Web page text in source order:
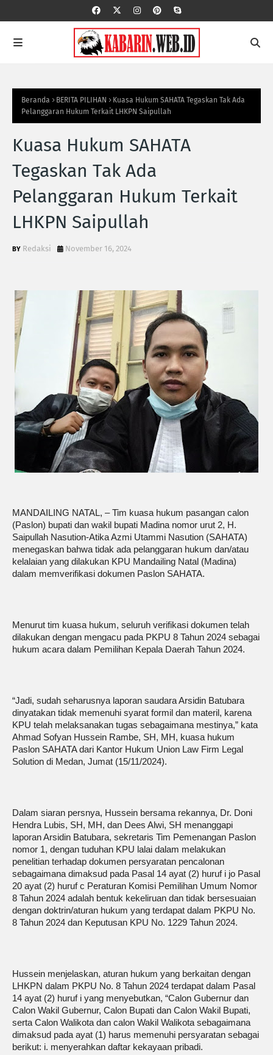
Beranda BERITA PILIHAN
Kuasa Hukum SAHATA Tegaskan Tak Ada
Pelanggaran Hukum Terkait LHKPN Saipullah
Kuasa Hukum SAHATA
Tegaskan Tak Ada
Pelanggaran Hukum Terkait
LHKPN Saipullah
Redaksi November 16, 2024
MANDAILING NATAL, – Tim kuasa hukum pasangan calon
(Paslon) bupati dan wakil bupati Madina nomor urut 2, H.
Saipullah Nasution-Atika Azmi Utammi Nasution (SAHATA)
menegaskan bahwa tidak ada pelanggaran hukum dan/atau
kelalaian yang dilakukan KPU Mandailing Natal (Madina)
dalam memverifikasi dokumen Paslon SAHATA.
Menurut tim kuasa hukum, seluruh verifikasi dokumen telah
dilakukan dengan mengacu pada PKPU 8 Tahun 2024 sebagai
hukum acara dalam Pemilihan Kepala Daerah Tahun 2024.
“Jadi, sudah seharusnya laporan saudara Arsidin Batubara
dinyatakan tidak memenuhi syarat formil dan materil, karena
KPU telah melaksanakan tugas sebagaimana mestinya,” kata
Ahmad Sofyan Hussein Rambe, SH, MH, kuasa hukum
Paslon SAHATA dari Kantor Hukum Union Law Firm Legal
Solution di Medan, Jumat (15/11/2024).
Dalam siaran persnya, Hussein bersama rekannya, Dr. Doni
Hendra Lubis, SH, MH, dan Dees Alwi, SH menanggapi
laporan Arsidin Batubara, sekretaris Tim Pemenangan Paslon
nomor 1, dengan tuduhan KPU lalai dalam melakukan
penelitian terhadap dokumen persyaratan pencalonan
sebagaimana dimaksud pada Pasal 14 ayat (2) huruf i jo Pasal
20 ayat (2) huruf c Peraturan Komisi Pemilihan Umum Nomor
8 Tahun 2024 adalah bentuk kekeliruan dan tidak bersesuaian
dengan doktrin/aturan hukum yang terdapat dalam PKPU No.
8 Tahun 2024 dan Keputusan KPU No. 1229 Tahun 2024.
Hussein menjelaskan, aturan hukum yang berkaitan dengan
LHKPN dalam PKPU No. 8 Tahun 2024 terdapat dalam Pasal
14 ayat (2) huruf i yang menyebutkan, “Calon Gubernur dan
Calon Wakil Gubernur, Calon Bupati dan Calon Wakil Bupati,
serta Calon Walikota dan calon Wakil Walikota sebagaimana
dimaksud pada ayat (1) harus memenuhi persyaratan sebagai
berikut: i. menyerahkan daftar kekayaan pribadi.